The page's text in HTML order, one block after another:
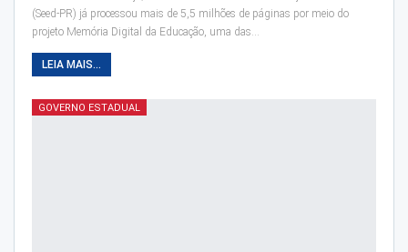
(Seed-PR) já processou mais de 5,5 milhões de páginas por meio do
projeto Memória Digital da Educação, uma das…
LEIA MAIS...
GOVERNO ESTADUAL